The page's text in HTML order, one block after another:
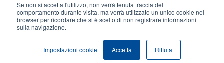
Se non si accetta l'utilizzo, non verrà tenuta traccia del
comportamento durante visita, ma verrà utilizzato un unico cookie nel
browser per ricordare che si è scelto di non registrare informazioni
sulla navigazione.
Impostazioni cookie Accetta Rifiuta
la produzione just-in-time per il
settore automobilistico